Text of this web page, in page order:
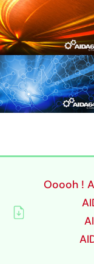
Ooooh !